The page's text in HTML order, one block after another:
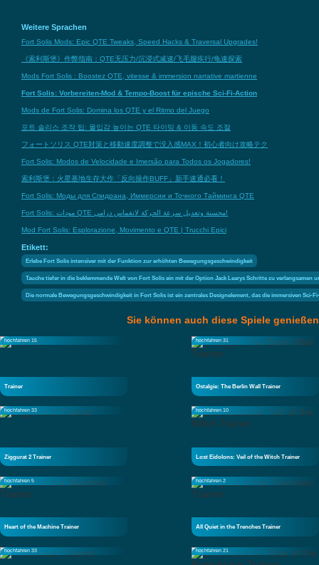
Weitere Sprachen
Fort Solis Mods: Epic QTE Tweaks, Speed Hacks & Traversal Upgrades!
《索利斯堡》作弊指南：QTE无压力/沉浸式减速/飞毛腿疾行/龟速探索
Mods Fort Solis : Boostez QTE, vitesse & immersion narrative martienne
Fort Solis: Vorbereiten-Mod & Tempo-Boost für epische Sci-Fi-Action
Mods de Fort Solis: Domina los QTE y el Ritmo del Juego
포트 솔리스 조작 팁: 몰입감 높이는 QTE 타이밍 & 이동 속도 조절
フォートソリス QTE対策と移動速度調整で没入感MAX！初心者向け攻略テク
Fort Solis: Modos de Velocidade e Imersão para Todos os Jogadores!
索利斯堡：火星基地生存大作「反向操作BUFF」新手速通必看！
Fort Solis: Моды для Спидрана, Иммерсии и Точного Тайминга QTE
Fort Solis: مودات QTE محسنة وتعديل سرعة الحركة لانغماس درامي!
Mod Fort Solis: Esplorazione, Movimento e QTE | Trucchi Epici
Etikett:
Erlebe Fort Solis intensiver mit der Funktion zur erhöhten Bewegungsgeschwindigkeit
Tauche tiefer in die beklemmende Welt von Fort Solis ein mit der Option Jack Learys Schritte zu verlangsamen
Die normale Bewegungsgeschwindigkeit in Fort Solis ist ein zentrales Designelement, das die immersiven
Sie können auch diese Spiele genießen
hochfahren 15
Trainer
hochfahren 31
Ostalgie: The Berlin Wall Trainer
hochfahren 33
Ziggurat 2 Trainer
hochfahren 10
Lost Eidolons: Veil of the Witch Trainer
hochfahren 5
Heart of the Machine Trainer
hochfahren 2
All Quiet in the Trenches Trainer
hochfahren 33 hochfahren 21